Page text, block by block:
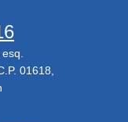
01618,